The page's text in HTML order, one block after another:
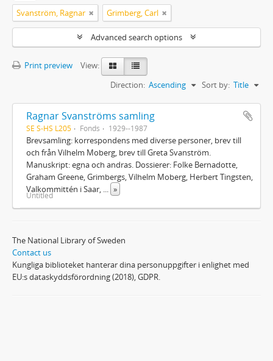
Svanström, Ragnar Grimberg, Carl
Advanced search options
Print preview
View:
Sort by: Title
Direction: Ascending
Ragnar Svanströms samling
SE S-HS L205 Fonds 1929--1987
Brevsamling: korrespondens med diverse personer, brev till
och från Vilhelm Moberg, brev till Greta Svanström.
Manuskript: egna och andras. Dossierer: Folke Bernadotte,
Graham Greene, Grimbergs, Vilhelm Moberg, Herbert Tingsten,
Valkommittén i Saar,
»
Untitled
The National Library of Sweden
Contact us
Kungliga biblioteket hanterar dina personuppgifter i enlighet med
EU:s dataskyddsförordning (2018), GDPR.